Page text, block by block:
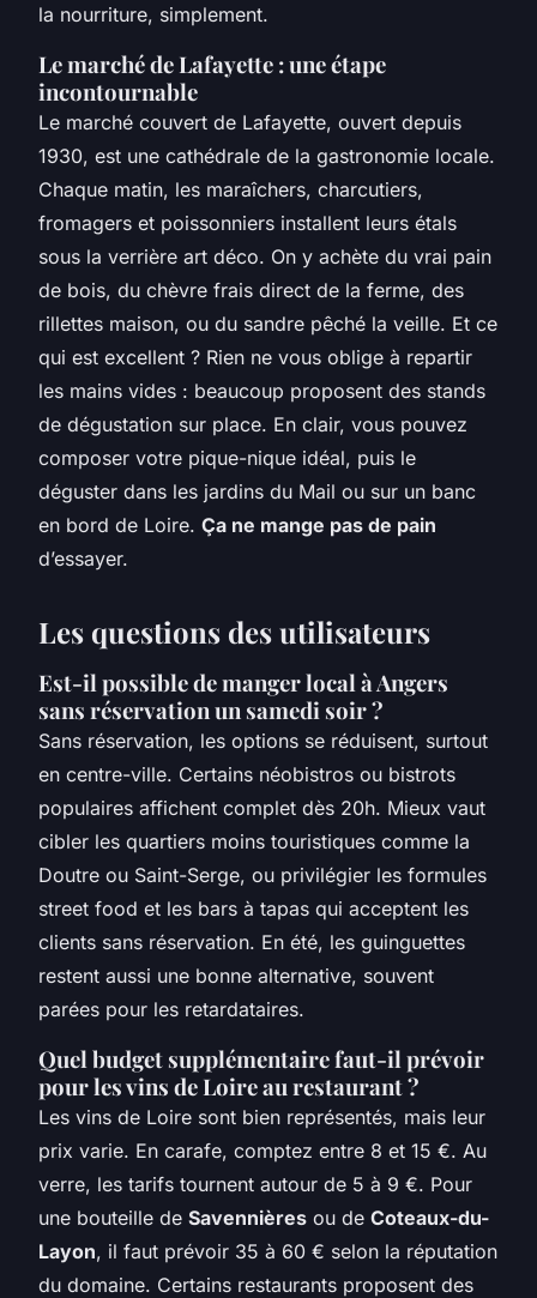
la nourriture, simplement.
Le marché de Lafayette : une étape
incontournable
Le marché couvert de Lafayette, ouvert depuis
1930, est une cathédrale de la gastronomie locale.
Chaque matin, les maraîchers, charcutiers,
fromagers et poissonniers installent leurs étals
sous la verrière art déco. On y achète du vrai pain
de bois, du chèvre frais direct de la ferme, des
rillettes maison, ou du sandre pêché la veille. Et ce
qui est excellent ? Rien ne vous oblige à repartir
les mains vides : beaucoup proposent des stands
de dégustation sur place. En clair, vous pouvez
composer votre pique-nique idéal, puis le
déguster dans les jardins du Mail ou sur un banc
en bord de Loire. Ça ne mange pas de pain
d’essayer.
Les questions des utilisateurs
Est-il possible de manger local à Angers
sans réservation un samedi soir ?
Sans réservation, les options se réduisent, surtout
en centre-ville. Certains néobistros ou bistrots
populaires affichent complet dès 20h. Mieux vaut
cibler les quartiers moins touristiques comme la
Doutre ou Saint-Serge, ou privilégier les formules
street food et les bars à tapas qui acceptent les
clients sans réservation. En été, les guinguettes
restent aussi une bonne alternative, souvent
parées pour les retardataires.
Quel budget supplémentaire faut-il prévoir
pour les vins de Loire au restaurant ?
Les vins de Loire sont bien représentés, mais leur
prix varie. En carafe, comptez entre 8 et 15 €. Au
verre, les tarifs tournent autour de 5 à 9 €. Pour
une bouteille de Savennières ou de Coteaux-du-
Layon, il faut prévoir 35 à 60 € selon la réputation
du domaine. Certains restaurants proposent des